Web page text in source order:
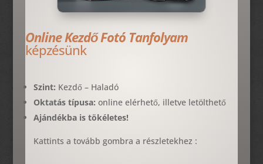
Online Kezdő Fotó Tanfolyam
képzésünk
Szint: Kezdő – Haladó
Oktatás típusa: online elérhető, illetve letölthető
Ajándékba is tökéletes!
Kattints a tovább gombra a részletekhez :